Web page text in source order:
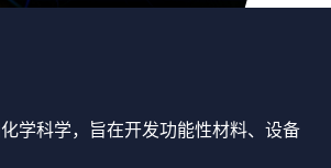
学科学，旨在开发功能性材料、设备